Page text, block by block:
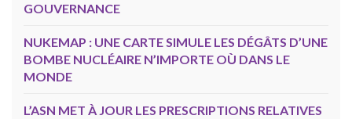
GOUVERNANCE
NUKEMAP : UNE CARTE SIMULE LES DÉGÂTS D’UNE
BOMBE NUCLÉAIRE N’IMPORTE OÙ DANS LE
MONDE
L’ASN MET À JOUR LES PRESCRIPTIONS RELATIVES